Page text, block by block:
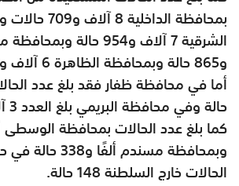
بمحافظة
و865 حالة وبمحافظة الظاهرة 6 آلاف و148 حالة.
وبمحافظة مسندم
الحالات خارج السلطنة 148 حالة.